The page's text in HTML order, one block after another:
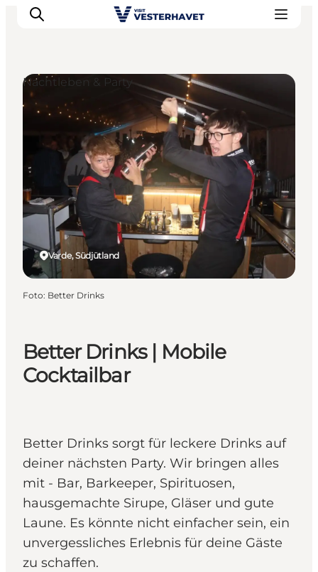
Events
Erlebnisse
Unsere Städte
Essen & Übernachtung
Tickets kaufen
Plane deine Reise
Better Drinks | Mobile
Cocktailbar
Better Drinks sorgt für leckere Drinks auf
deiner nächsten Party. Wir bringen alles
mit - Bar, Barkeeper, Spirituosen,
hausgemachte Sirupe, Gläser und gute
Laune. Es könnte nicht einfacher sein, ein
unvergessliches Erlebnis für deine Gäste
zu schaffen.
Varde, Südjütland
Nachtleben & Party
Foto: Better Drinks